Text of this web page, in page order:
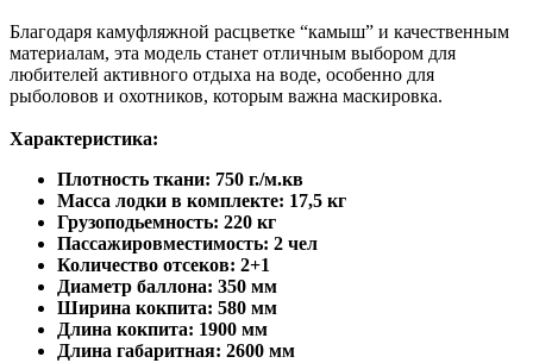
Благодаря камуфляжной расцветке “камыш” и качественным
материалам, эта модель станет отличным выбором для
любителей активного отдыха на воде, особенно для
рыболовов и охотников, которым важна маскировка.
Характеристика:
Плотность ткани: 750 г./м.кв
Масса лодки в комплекте: 17,5 кг
Грузоподьемность: 220 кг
Пассажировместимость: 2 чел
Количество отсеков: 2+1
Диаметр баллона: 350 мм
Ширина кокпита: 580 мм
Длина кокпита: 1900 мм
Длина габаритная: 2600 мм